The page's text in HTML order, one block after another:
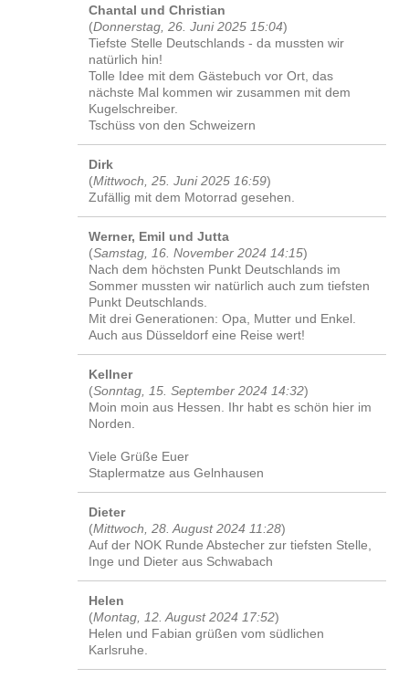
Chantal und Christian
(Donnerstag, 26. Juni 2025 15:04)
Tiefste Stelle Deutschlands - da mussten wir
natürlich hin!
Tolle Idee mit dem Gästebuch vor Ort, das
nächste Mal kommen wir zusammen mit dem
Kugelschreiber.
Tschüss von den Schweizern
Dirk
(Mittwoch, 25. Juni 2025 16:59)
Zufällig mit dem Motorrad gesehen.
Werner, Emil und Jutta
(Samstag, 16. November 2024 14:15)
Nach dem höchsten Punkt Deutschlands im
Sommer mussten wir natürlich auch zum tiefsten
Punkt Deutschlands.
Mit drei Generationen: Opa, Mutter und Enkel.
Auch aus Düsseldorf eine Reise wert!
Kellner
(Sonntag, 15. September 2024 14:32)
Moin moin aus Hessen. Ihr habt es schön hier im
Norden.
Viele Grüße Euer
Staplermatze aus Gelnhausen
Dieter
(Mittwoch, 28. August 2024 11:28)
Auf der NOK Runde Abstecher zur tiefsten Stelle,
Inge und Dieter aus Schwabach
Helen
(Montag, 12. August 2024 17:52)
Helen und Fabian grüßen vom südlichen
Karlsruhe.